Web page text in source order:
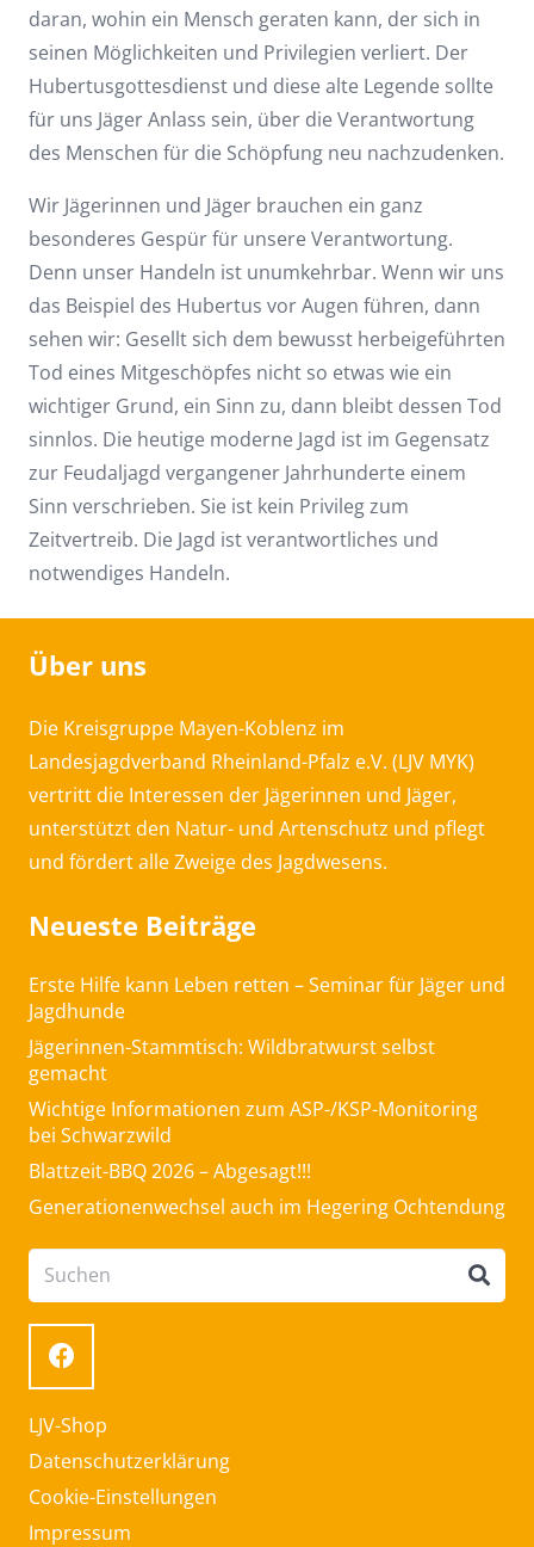
daran, wohin ein Mensch geraten kann, der sich in
seinen Möglichkeiten und Privilegien verliert. Der
Hubertusgottesdienst und diese alte Legende sollte
für uns Jäger Anlass sein, über die Verantwortung
des Menschen für die Schöpfung neu nachzudenken.
Wir Jägerinnen und Jäger brauchen ein ganz
besonderes Gespür für unsere Verantwortung.
Denn unser Handeln ist unumkehrbar. Wenn wir uns
das Beispiel des Hubertus vor Augen führen, dann
sehen wir: Gesellt sich dem bewusst herbeigeführten
Tod eines Mitgeschöpfes nicht so etwas wie ein
wichtiger Grund, ein Sinn zu, dann bleibt dessen Tod
sinnlos. Die heutige moderne Jagd ist im Gegensatz
zur Feudaljagd vergangener Jahrhunderte einem
Sinn verschrieben. Sie ist kein Privileg zum
Zeitvertreib. Die Jagd ist verantwortliches und
notwendiges Handeln.
Über uns
Die Kreisgruppe Mayen-Koblenz im
Landesjagdverband Rheinland-Pfalz e.V. (LJV MYK)
vertritt die Interessen der Jägerinnen und Jäger,
unterstützt den Natur- und Artenschutz und pflegt
und fördert alle Zweige des Jagdwesens.
Neueste Beiträge
Erste Hilfe kann Leben retten – Seminar für Jäger und
Jagdhunde
Jägerinnen-Stammtisch: Wildbratwurst selbst
gemacht
Wichtige Informationen zum ASP-/KSP-Monitoring
bei Schwarzwild
Blattzeit-BBQ 2026 – Abgesagt!!!
Generationenwechsel auch im Hegering Ochtendung
LJV-Shop
Datenschutzerklärung
Cookie-Einstellungen
Impressum